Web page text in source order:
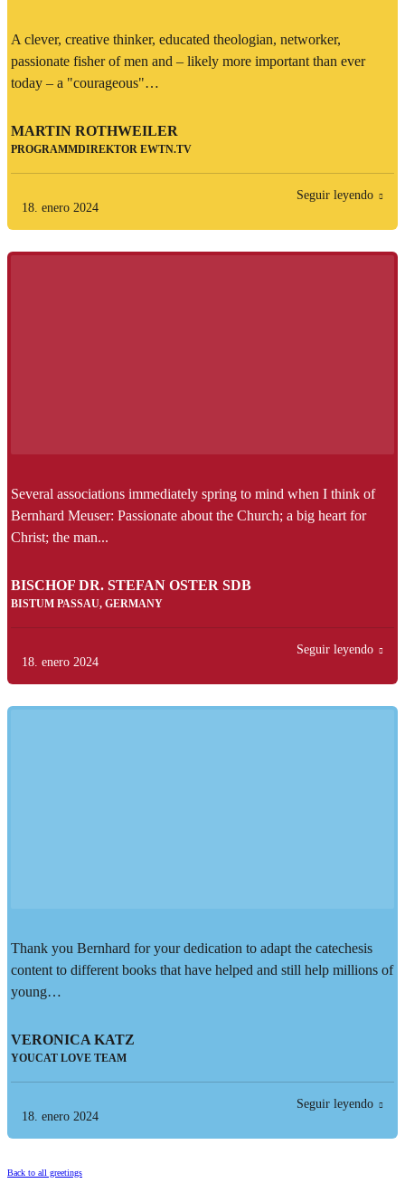
A clever, creative thinker, educated theologian, networker,
passionate fisher of men and – likely more important than ever
today – a "courageous"…
MARTIN ROTHWEILER
PROGRAMMDIREKTOR EWTN.TV
18. enero 2024
Seguir leyendo
Several associations immediately spring to mind when I think of
Bernhard Meuser: Passionate about the Church; a big heart for
Christ; the man...
BISCHOF DR. STEFAN OSTER SDB
BISTUM PASSAU, GERMANY
18. enero 2024
Seguir leyendo
Thank you Bernhard for your dedication to adapt the catechesis
content to different books that have helped and still help millions of
young…
VERONICA KATZ
YOUCAT LOVE TEAM
18. enero 2024
Seguir leyendo
Back to all greetings